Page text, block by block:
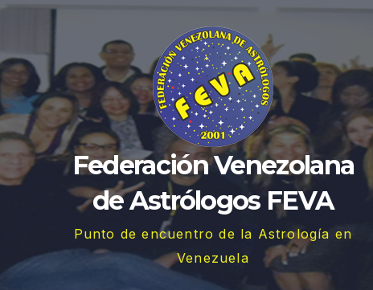
Federación Venezolana
de Astrólogos FEVA
Punto de encuentro de la Astrología en
Venezuela